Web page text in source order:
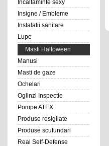
Incaltaminte sexy
Insigne / Embleme
Instalatii sanitare
Lupe
Masti Halloween
Manusi
Masti de gaze
Ochelari
Oglinzi Inspectie
Pompe ATEX
Produse resigilate
Produse scufundari
Real Self-Defense